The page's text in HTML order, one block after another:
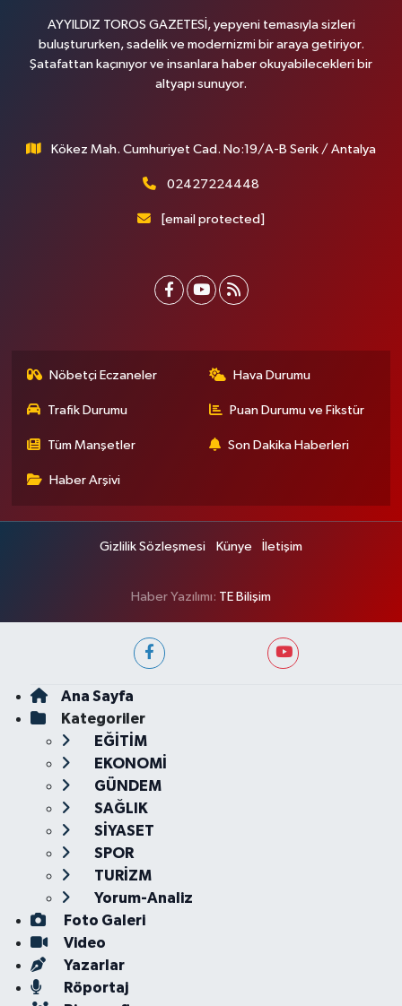
AYYILDIZ TOROS GAZETESİ, yepyeni temasıyla sizleri
buluştururken, sadelik ve modernizmi bir araya getiriyor.
Şatafattan kaçınıyor ve insanlara haber okuyabilecekleri bir
altyapı sunuyor.
Kökez Mah. Cumhuriyet Cad. No:19/A-B Serik / Antalya
02427224448
[email protected]
Nöbetçi Eczaneler Hava Durumu
Trafik Durumu Puan Durumu ve Fikstür
Tüm Manşetler Son Dakika Haberleri
Haber Arşivi
Gizlilik Sözleşmesi Künye İletişim
Haber Yazılımı: TE Bilişim
Ana Sayfa
Kategoriler
EĞİTİM
EKONOMİ
GÜNDEM
SAĞLIK
SİYASET
SPOR
TURİZM
Yorum-Analiz
Foto Galeri
Video
Yazarlar
Röportaj